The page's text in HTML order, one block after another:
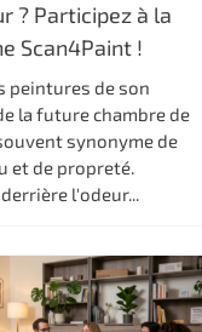
? Participez à la
Scan4Paint !
peintures de son
la future chambre de
synonyme de
et de propreté.
l'odeur...